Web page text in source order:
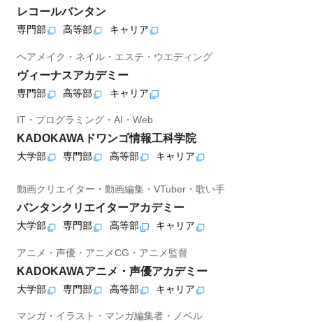
レコールバンタン
専門部 高等部 キャリア
ヘアメイク・ネイル・エステ・ウエディング
ヴィーナスアカデミー
専門部 高等部 キャリア
IT・プログラミング・AI・Web
KADOKAWAドワンゴ情報工科学院
大学部 専門部 高等部 キャリア
動画クリエイター・動画編集・VTuber・歌い手
バンタンクリエイターアカデミー
大学部 専門部 高等部 キャリア
アニメ・声優・アニメCG・アニメ監督
KADOKAWAアニメ・声優アカデミー
大学部 専門部 高等部 キャリア
マンガ・イラスト・マンガ編集者・ノベル